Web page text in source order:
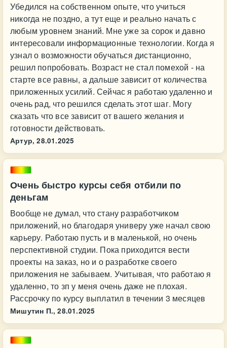
Убедился на собственном опыте, что учиться
никогда не поздно, а тут еще и реально начать с
любым уровнем знаний. Мне уже за сорок и давно
интересовали информационные технологии. Когда я
узнал о возможности обучаться дистанционно,
решил попробовать. Возраст не стал помехой - на
старте все равны, а дальше зависит от количества
приложенных усилий. Сейчас я работаю удаленно и
очень рад, что решился сделать этот шаг. Могу
сказать что все зависит от вашего желания и
готовности действовать.
Артур, 28.01.2025
Очень быстро курсы себя отбили по
деньгам
Вообще не думал, что стану разработчиком
приложений, но благодаря универу уже начал свою
карьеру. Работаю пусть и в маленькой, но очень
перспективной студии. Пока приходится вести
проекты на заказ, но и о разработке своего
приложения не забываем. Учитывая, что работаю я
удаленно, то зп у меня очень даже не плохая.
Рассрочку по курсу выплатил в течении 3 месяцев
Мишутин П., 28.01.2025